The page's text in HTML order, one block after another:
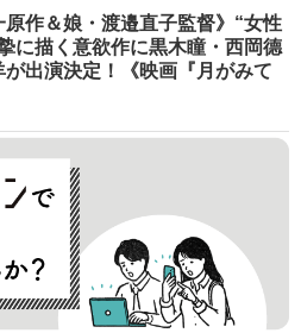
原作＆娘・渡邉直子監督》“女性
に描く意欲作に黒木瞳・西岡德
が出演決定！《映画『月がみて